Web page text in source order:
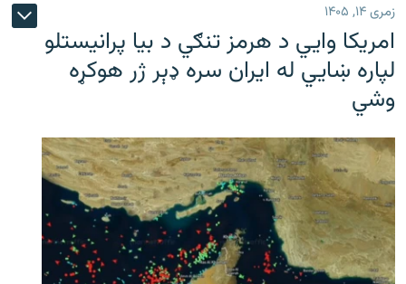
زمری ۱۴, ۱۴۰۵
امریکا وايي د هرمز تنګي د بیا پرانیستلو
لپاره ښایي له ایران سره ډېر ژر هوکړه
وشي